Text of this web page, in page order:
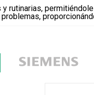
rutinarias,